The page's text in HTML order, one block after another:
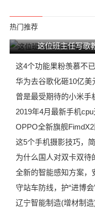
热门推荐
这位班主任写歌
这4个功能果粉羡慕不
华为去谷歌化砸10亿美
曾是最受期待的小米
2019年4月最新手机cpu
OPPO全新旗舰
这5个手机摄影技巧，
为什么国人对双卡双待
全新的智能感知方案，
守站车防线，护“进博会
辽宁智能制造(增材制